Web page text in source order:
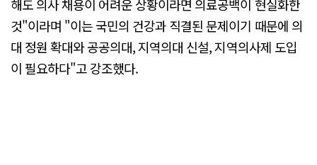
해도 의사 채용이 어려운 상황이라면 의료공백이 현실화한
것"이라며 "이는 국민의 건강과 직결된 문제이기 때문에 의
대 정원 확대와 공공의대, 지역의대 신설, 지역의사제 도입
이 필요하다"고 강조했다.